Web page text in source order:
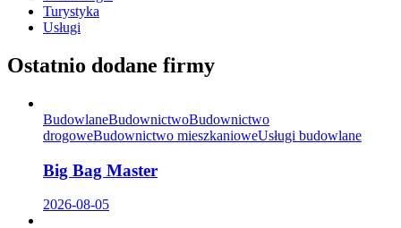
Turystyka
Usługi
Ostatnio dodane firmy
BudowlaneBudownictwoBudownictwo
drogoweBudownictwo mieszkanioweUsługi budowlane
Big Bag Master
2026-08-05